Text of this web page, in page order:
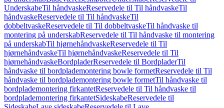
UnderskabeTil håndvaskeReservedele til Til håndvaskeTil
håndvaskeReservedele til Til håndvaskeTil
dobbeltvaskeReservedele til Til dobbeltvaskeTil håndvaske til
montering på underskabReservedele til Til håndvaske til montering
på underskabTil hjørnehåndvaskeReservedele til Til
hjørnehåndvaskeTil hjørnehåndvaskeReservedele til Til
hjørnehåndvaskeBordpladerReservedele til BordpladerTil
håndvaske til bordplademontering bowle formetReservedele til Til
håndvaske til bordplademontering bowle formetTil håndvaske til
bordplademontering firkantetReservedele til Til håndvaske til
bordplademontering firkantetSideskabeReservedele til